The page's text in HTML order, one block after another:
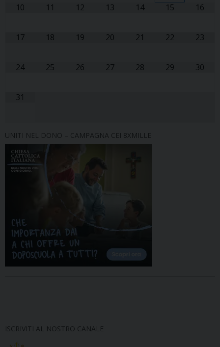
10 11 12 13 14 15 16
17 18 19 20 21 22 23
24 25 26 27 28 29 30
31
UNITI NEL DONO – CAMPAGNA CEI 8XMILLE
ISCRIVITI AL NOSTRO CANALE